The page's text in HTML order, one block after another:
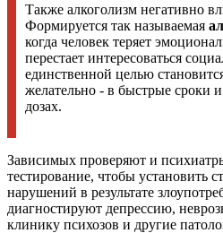
Также алкоголизм негативно
Формируется так называемая
когда человек теряет
перестает интересоваться
единственной целью
желательно - в быстрые сроки
дозах.
Зависимых проверяют и
тестирование, чтобы установить
нарушений в результате
диагностируют депрессию,
клинику психозов и другие